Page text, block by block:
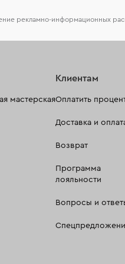
рекламно-информационных
мастерская
Клиентам
Оплатить
Доставка и
Возврат
Программа
лояльности
Вопросы и